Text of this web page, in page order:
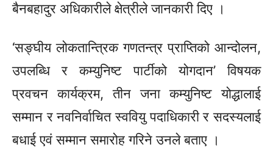
बैनबहादुर अधिकारीले क्षेत्रीले जानकारी दिए ।
‘सङ्घीय लोकतान्त्रिक गणतन्त्र प्राप्तिको आन्दोलन,
उपलब्धि र कम्युनिष्ट पार्टीको योगदान’ विषयक
प्रवचन कार्यक्रम, तीन जना कम्युनिष्ट योद्धालाई
सम्मान र नवनिर्वाचित स्ववियु पदाधिकारी र सदस्यलाई
बधाई एवं सम्मान समारोह गरिने उनले बताए ।